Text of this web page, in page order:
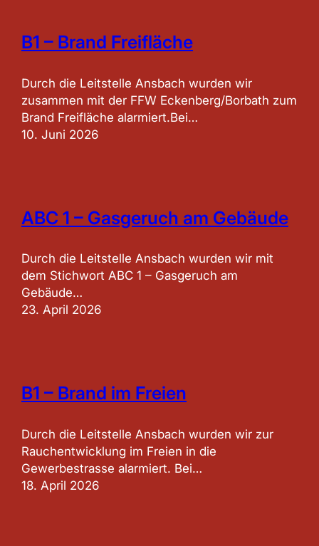
B1 – Brand Freifläche
Durch die Leitstelle Ansbach wurden wir
zusammen mit der FFW Eckenberg/Borbath zum
Brand Freifläche alarmiert.Bei…
10. Juni 2026
ABC 1 – Gasgeruch am Gebäude
Durch die Leitstelle Ansbach wurden wir mit
dem Stichwort ABC 1 – Gasgeruch am
Gebäude…
23. April 2026
B1 – Brand im Freien
Durch die Leitstelle Ansbach wurden wir zur
Rauchentwicklung im Freien in die
Gewerbestrasse alarmiert. Bei…
18. April 2026